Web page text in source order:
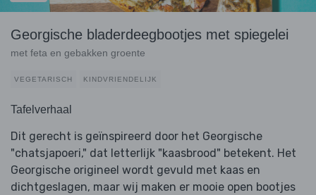
Georgische bladerdeegbootjes met spiegelei
met feta en gebakken groente
VEGETARISCH KINDVRIENDELIJK
Tafelverhaal
Dit gerecht is geïnspireerd door het Georgische
"chatsjapoeri," dat letterlijk "kaasbrood" betekent. Het
Georgische origineel wordt gevuld met kaas en
dichtgeslagen, maar wij maken er mooie open bootjes